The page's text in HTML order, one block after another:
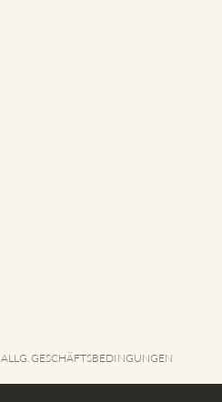
ALLG. GESCHÄFTSBEDINGUNGEN